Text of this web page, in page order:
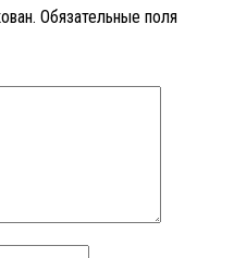
Обязательные поля